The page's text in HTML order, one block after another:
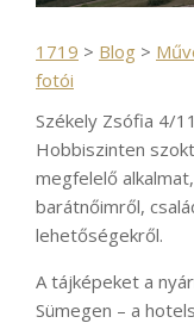
1719 > Blog >
fotói
Székely Zsófia 4/
Hobbiszinten
megfelelő
barátnőimről,
lehetőségekről.
A tájképeket a
Sümegen – a